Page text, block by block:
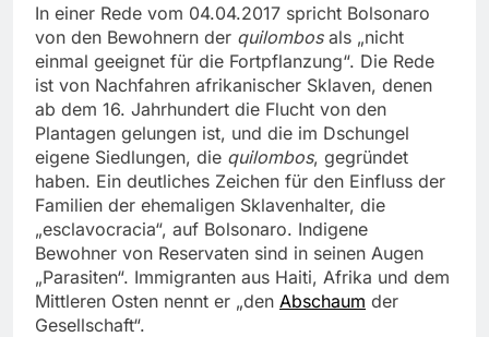
In einer Rede vom 04.04.2017 spricht Bolsonaro
von den Bewohnern der quilombosals „nicht
einmal geeignet für die Fortpflanzung“. Die Rede
ist von Nachfahren afrikanischer Sklaven, denen
ab dem 16. Jahrhundert die Flucht von den
Plantagen gelungen ist, und die im Dschungel
eigene Siedlungen, die quilombos, gegründet
haben. Ein deutliches Zeichen für den Einfluss der
Familien der ehemaligen Sklavenhalter, die
„esclavocracia“, auf Bolsonaro. Indigene
Bewohner von Reservaten sind in seinen Augen
„Parasiten“. Immigranten aus Haiti, Afrika und dem
Mittleren Osten nennt er „den Abschaum der
Gesellschaft“.